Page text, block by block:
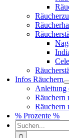
Infos Räuchern
Anleitung
Räuchern
Räuchern
% Prozente %
Suche
nach: